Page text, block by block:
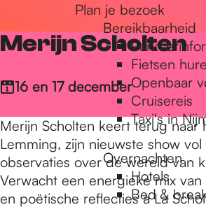
Plan je bezoek
Bereikbaarheid
Fietsen
Openbaar
Cruisereis
Taxi's in
Overnachten
Hotels
Bed &
Merijn Scholten
16 en 17 december
Merijn Scholten keert terug naar
Lemming, zijn nieuwste show
observaties over de wereld van
Verwacht een energieke mix
en poëtische reflecties à La